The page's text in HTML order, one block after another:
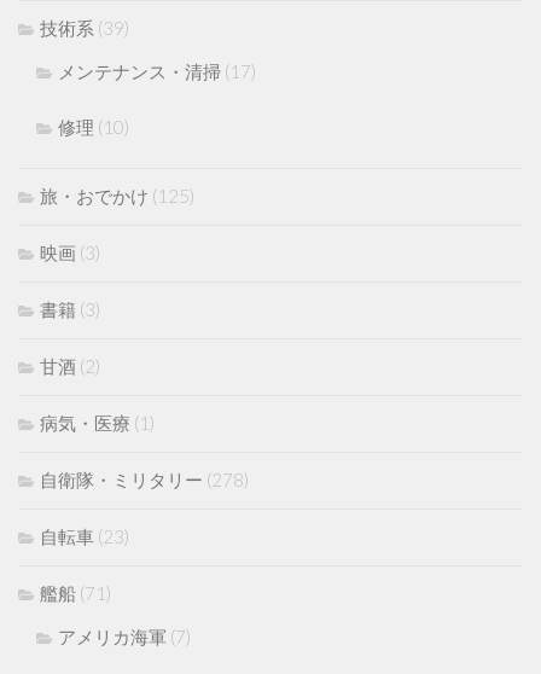
技術系 (39)
メンテナンス・清掃 (17)
修理 (10)
旅・おでかけ (125)
映画 (3)
書籍 (3)
甘酒 (2)
病気・医療 (1)
自衛隊・ミリタリー (278)
自転車 (23)
艦船 (71)
アメリカ海軍 (7)